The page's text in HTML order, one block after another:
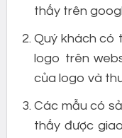
thấy trên
Quý khách có
logo trên
của logo và
Các mẫu có
thấy được